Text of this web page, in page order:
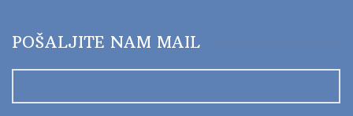
POŠALJITE NAM MAIL